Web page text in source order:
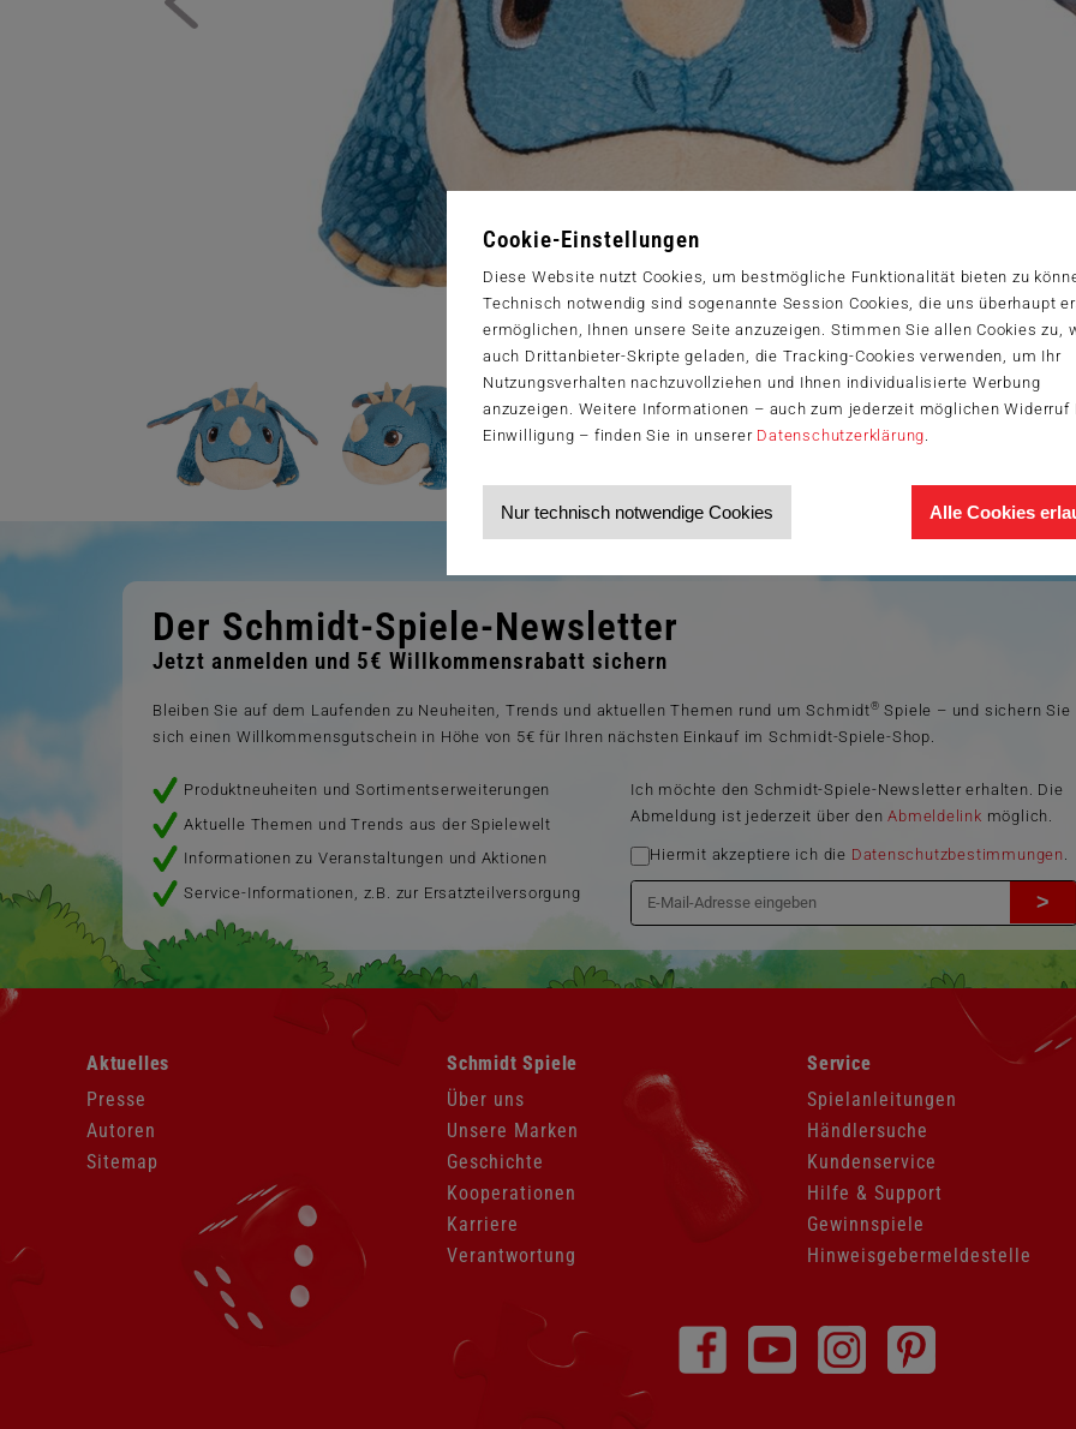
Cookie-Einstellungen
Diese Website nutzt Cookies, um bestmögliche Funktionalität bieten zu
Technisch notwendig sind sogenannte Session Cookies, die uns überhaupt
ermöglichen, Ihnen unsere Seite anzuzeigen. Stimmen Sie allen Cookies zu,
auch Drittanbieter-Skripte geladen, die Tracking-Cookies verwenden, um Ihr
Nutzungsverhalten nachzuvollziehen und Ihnen individualisierte Werbung
anzuzeigen. Weitere Informationen – auch zum jederzeit möglichen Widerruf
Einwilligung – finden Sie in unserer Datenschutzerklärung
Nur technisch notwendige Cookies Alle Cookies
Der Schmidt-Spiele-Newsletter
Jetzt anmelden und 5€ Willkommensrabatt sichern
Bleiben Sie auf dem Laufenden zu Neuheiten, Trends und aktuellen Themen rund um Schmidt® Spiele – und sichern Sie
sich einen Willkommensgutschein in Höhe von 5€ für Ihren nächsten Einkauf im Schmidt-Spiele-Shop.
Produktneuheiten und Sortimentserweiterungen
Aktuelle Themen und Trends aus der Spielewelt
Informationen zu Veranstaltungen und Aktionen
Service-Informationen, z.B. zur Ersatzteilversorgung
Ich möchte den Schmidt-Spiele-Newsletter erhalten. Die
Abmeldung ist jederzeit über denAbmeldelink möglich.
Hiermit akzeptiere ich die Datenschutzbestimmungen
>
überspringen
Aktuelles
Presse
Autoren
Sitemap
Navigation
überspringen
Schmidt Spiele
Über uns
Unsere Marken
Geschichte
Kooperationen
Karriere
Verantwortung
Navigation
überspringen
Service
Spielanleitungen
Händlersuche
Kundenservice
Hilfe & Support
Gewinnspiele
Hinweisgebermeldestelle